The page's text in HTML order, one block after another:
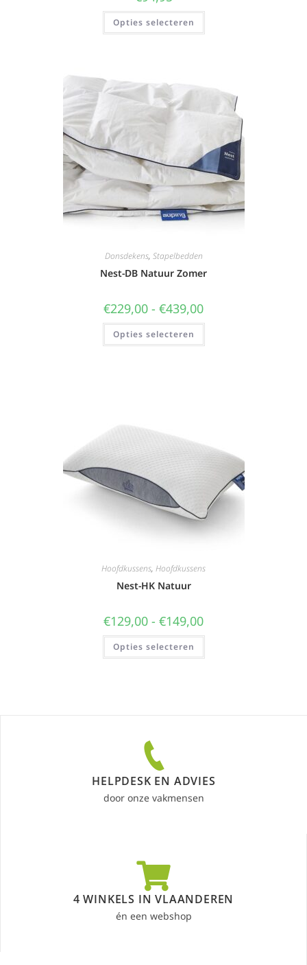
Opties selecteren
Donsdekens, Stapelbedden
Nest-DB Natuur Zomer
€229,00 - €439,00
Opties selecteren
Hoofdkussens, Hoofdkussens
Nest-HK Natuur
€129,00 - €149,00
Opties selecteren
HELPDESK EN ADVIES
door onze vakmensen
4 WINKELS IN VLAANDEREN
én een webshop